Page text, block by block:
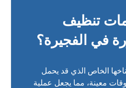
تنظيف
في الفجيرة؟
الخاص الذي قد يحمل
معينة، مما يجعل عملية